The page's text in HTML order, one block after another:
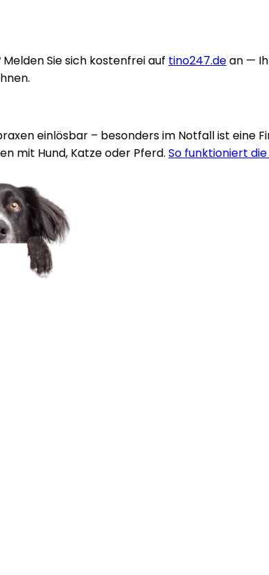
Melden Sie sich kostenfrei auf tino247.dean —
einlösbar – besonders im Notfall ist eine
mit Hund, Katze oder Pferd. So funktioniert die